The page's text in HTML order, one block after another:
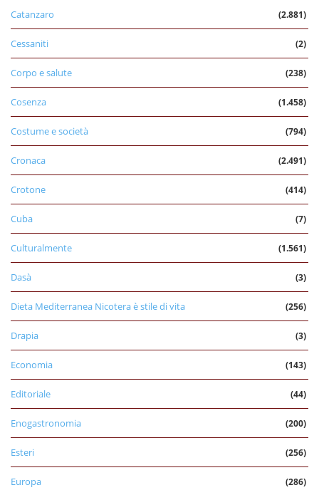
Catanzaro (2.881)
Cessaniti (2)
Corpo e salute (238)
Cosenza (1.458)
Costume e società (794)
Cronaca (2.491)
Crotone (414)
Cuba (7)
Culturalmente (1.561)
Dasà (3)
Dieta Mediterranea Nicotera è stile di vita (256)
Drapia (3)
Economia (143)
Editoriale (44)
Enogastronomia (200)
Esteri (256)
Europa (286)